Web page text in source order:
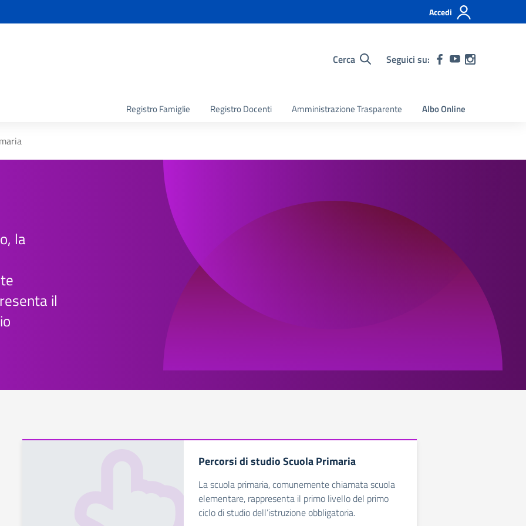
Accedi
Cerca Seguici su:
Registro Famiglie Registro Docenti Amministrazione Trasparente Albo Online
la
il
Percorsi di studio Scuola Primaria
La scuola primaria, comunemente chiamata scuola
elementare, rappresenta il primo livello del primo
ciclo di studio dell’istruzione obbligatoria.